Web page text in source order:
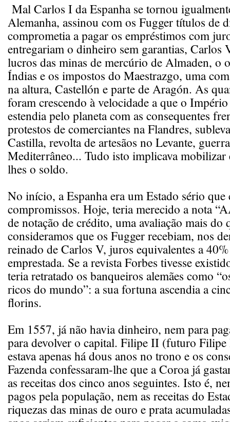
Mal Carlos I da Espanha se tornou
Alemanha, assinou com os Fugger títulos de
comprometia a pagar os empréstimos com
entregariam o dinheiro sem garantias, Carlos
lucros das minas de mercúrio de Almaden, o
Índias e os impostos do Maestrazgo, uma
na altura, Castellón e parte de Aragón. As
foram crescendo à velocidade a que o
estendia pelo planeta com as consequentes
protestos de comerciantes na Flandres,
Castilla, revolta de artesãos no Levante,
Mediterrâneo... Tudo isto implicava mobilizar
lhes o soldo.
No início, a Espanha era um Estado sério que
compromissos. Hoje, teria merecido a nota
de notação de crédito, uma avaliação mais do
consideramos que os Fugger recebiam, nos
reinado de Carlos V, juros equivalentes a
emprestada. Se a revista Forbes tivesse
teria retratado os banqueiros alemães como
ricos do mundo”: a sua fortuna ascendia a
florins.
Em 1557, já não havia dinheiro, nem para
para devolver o capital. Filipe II (futuro
estava apenas há dous anos no trono e os
Fazenda confessaram-lhe que a Coroa já
as receitas dos cinco anos seguintes. Isto é,
pagos pela população, nem as receitas do
riquezas das minas de ouro e prata